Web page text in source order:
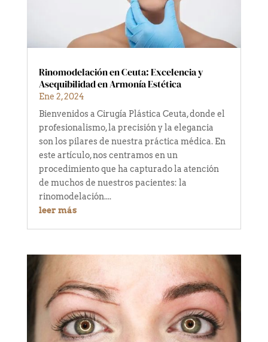
Rinomodelación en Ceuta: Excelencia y
Asequibilidad en Armonía Estética
Ene 2, 2024
Bienvenidos a Cirugía Plástica Ceuta, donde el
profesionalismo, la precisión y la elegancia
son los pilares de nuestra práctica médica. En
este artículo, nos centramos en un
procedimiento que ha capturado la atención
de muchos de nuestros pacientes: la
rinomodelación....
leer más